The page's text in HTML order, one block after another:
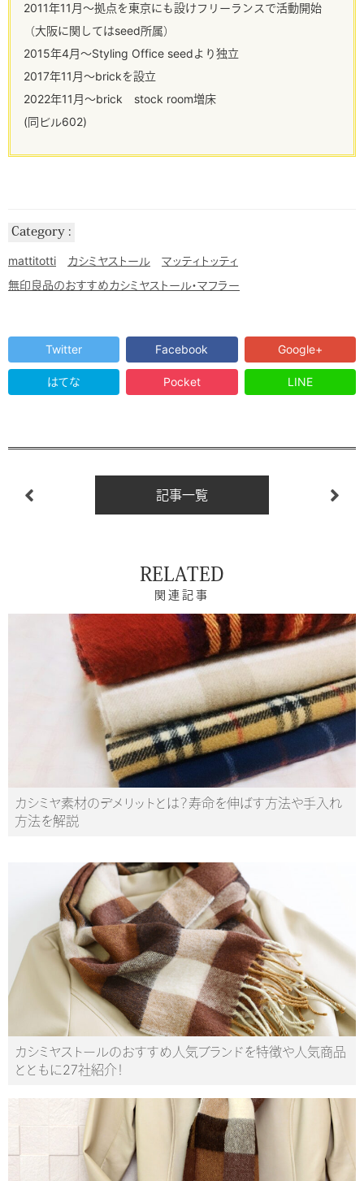
2011年11月～拠点を東京にも設けフリーランスで活動開始
（大阪に関してはseed所属）
2015年4月～Styling Office seedより独立
2017年11月～brickを設立
2022年11月～brick stock room増床
(同ビル602)
Category
mattitotti カシミヤストール
マッティトッティ
無印良品のおすすめカシミヤストール・マフラー
Twitter Facebook Google+
はてな Pocket LINE
記事一覧
RELATED
関連記事
カシミヤ素材のデメリットとは？寿命を伸ばす方法や手入れ
方法を解説
カシミヤストールのおすすめ人気ブランドを特徴や人気商品
とともに27社紹介！